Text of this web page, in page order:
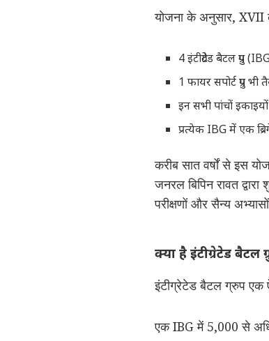
योजना के अनुसार,
4 इंटीग्रेटेड बैटल ग्रुप
1 फायर सपोर्ट ग्रुप भी
इन सभी पांचों
प्रत्येक IBG में एक
करीब सात वर्षों से इस
जनरल बिपिन रावत
परीक्षणों और सैन्य
क्या है इंटीग्रेटेड बैटल
इंटीग्रेटेड बैटल ग्रुप एक
एक IBG में 5,000 से